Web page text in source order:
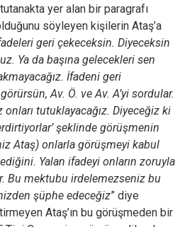
yer alan bir paragrafı
söyleyen kişilerin Ataş’a
geri çekeceksin. Diyeceksin
Ya da başına gelecekleri sen
İfadeni geri
Av. Ö. ve Av. A’yi sordular.
onları tutuklayacağız. Diyeceğiz ki
şeklinde görüşmenin
Ataş) onlarla görüşmeyi kabul
Yalan ifadeyi onların zoruyla
Bu mektubu irdelemezseniz bu
şüphe edeceğiz” diye
Ataş’ın bu görüşmeden bir